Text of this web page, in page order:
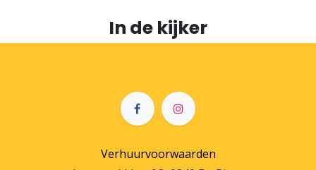
In de kijker
Verhuurvoorwaarden